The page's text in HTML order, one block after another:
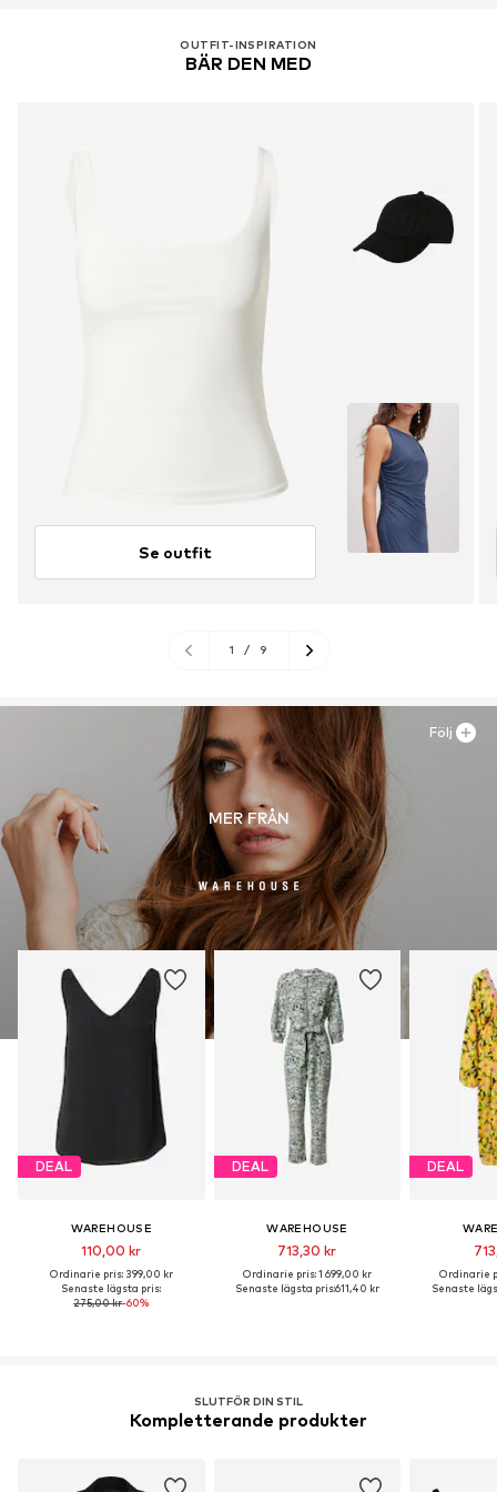
OUTFIT-INSPIRATION
BÄR DEN MED
Se outfit
1 / 9
MER FRÅN
DEAL
WAREHOUSE
110,00 kr
Ordinarie pris: 399,00 kr
Senaste lägsta pris:
275,00 kr-60%
DEAL
WAREHOUSE
713,30 kr
Ordinarie pris: 1 699,00 kr
Senaste lägsta pris:611,40 kr
DEAL
Ordinarie
Senaste
Följ
SLUTFÖR DIN STIL
Kompletterande produkter